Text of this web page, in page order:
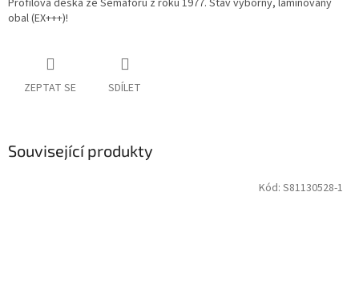
Profilová deska ze Semaforu z roku 1977. Stav výborný, laminovaný
obal (EX+++)!
ZEPTAT SE SDÍLET
Související produkty
Kód: S81130528-1